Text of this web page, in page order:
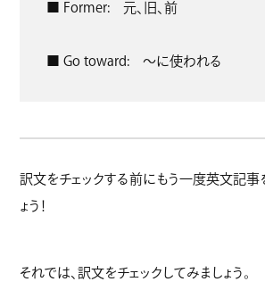
■ Former: 元、旧、前
■ Go toward: ～に使われる
訳文をチェックする前にもう一度英文記事
ょう！
それでは、訳文をチェックしてみましょう。